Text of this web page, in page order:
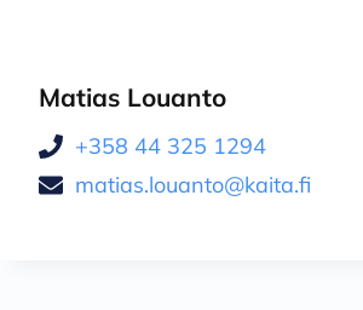
Matias Louanto
+358 44 325 1294
matias.louanto@kaita.fi